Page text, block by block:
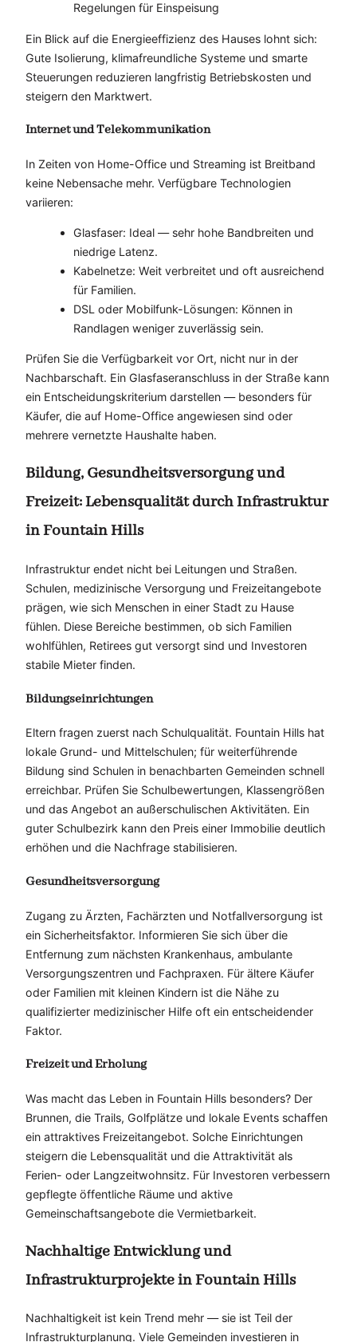
Regelungen für Einspeisung
Ein Blick auf die Energieeffizienz des Hauses lohnt sich:
Gute Isolierung, klimafreundliche Systeme und smarte
Steuerungen reduzieren langfristig Betriebskosten und
steigern den Marktwert.
Internet und Telekommunikation
In Zeiten von Home-Office und Streaming ist Breitband
keine Nebensache mehr. Verfügbare Technologien
variieren:
Glasfaser: Ideal — sehr hohe Bandbreiten und
niedrige Latenz.
Kabelnetze: Weit verbreitet und oft ausreichend
für Familien.
DSL oder Mobilfunk-Lösungen: Können in
Randlagen weniger zuverlässig sein.
Prüfen Sie die Verfügbarkeit vor Ort, nicht nur in der
Nachbarschaft. Ein Glasfaseranschluss in der Straße kann
ein Entscheidungskriterium darstellen — besonders für
Käufer, die auf Home-Office angewiesen sind oder
mehrere vernetzte Haushalte haben.
Bildung, Gesundheitsversorgung und
Freizeit: Lebensqualität durch Infrastruktur
in Fountain Hills
Infrastruktur endet nicht bei Leitungen und Straßen.
Schulen, medizinische Versorgung und Freizeitangebote
prägen, wie sich Menschen in einer Stadt zu Hause
fühlen. Diese Bereiche bestimmen, ob sich Familien
wohlfühlen, Retirees gut versorgt sind und Investoren
stabile Mieter finden.
Bildungseinrichtungen
Eltern fragen zuerst nach Schulqualität. Fountain Hills hat
lokale Grund- und Mittelschulen; für weiterführende
Bildung sind Schulen in benachbarten Gemeinden schnell
erreichbar. Prüfen Sie Schulbewertungen, Klassengrößen
und das Angebot an außerschulischen Aktivitäten. Ein
guter Schulbezirk kann den Preis einer Immobilie deutlich
erhöhen und die Nachfrage stabilisieren.
Gesundheitsversorgung
Zugang zu Ärzten, Fachärzten und Notfallversorgung ist
ein Sicherheitsfaktor. Informieren Sie sich über die
Entfernung zum nächsten Krankenhaus, ambulante
Versorgungszentren und Fachpraxen. Für ältere Käufer
oder Familien mit kleinen Kindern ist die Nähe zu
qualifizierter medizinischer Hilfe oft ein entscheidender
Faktor.
Freizeit und Erholung
Was macht das Leben in Fountain Hills besonders? Der
Brunnen, die Trails, Golfplätze und lokale Events schaffen
ein attraktives Freizeitangebot. Solche Einrichtungen
steigern die Lebensqualität und die Attraktivität als
Ferien- oder Langzeitwohnsitz. Für Investoren verbessern
gepflegte öffentliche Räume und aktive
Gemeinschaftsangebote die Vermietbarkeit.
Nachhaltige Entwicklung und
Infrastrukturprojekte in Fountain Hills
Nachhaltigkeit ist kein Trend mehr — sie ist Teil der
Infrastrukturplanung. Viele Gemeinden investieren in